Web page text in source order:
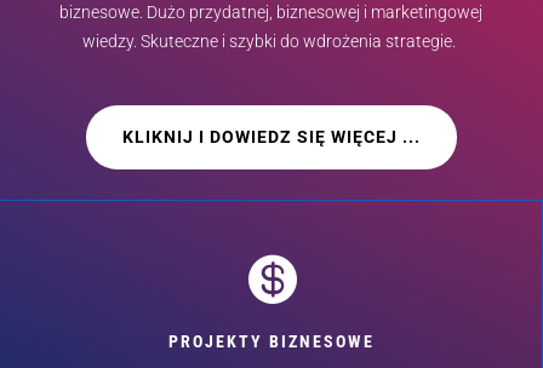
biznesowe. Dużo przydatnej, biznesowej i marketingowej
wiedzy. Skuteczne i szybki do wdrożenia strategie.
KLIKNIJ I DOWIEDZ SIĘ WIĘCEJ ...

PROJEKTY BIZNESOWE